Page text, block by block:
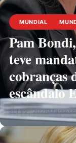
MUNDIAL
Pam
teve
cobranças
escândalo
abril 2, 2026